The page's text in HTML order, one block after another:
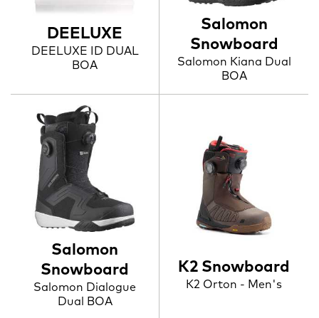
DEELUXE
DEELUXE ID DUAL
BOA
Salomon
Snowboard
Salomon Kiana Dual
BOA
Salomon
Snowboard
Salomon Dialogue
Dual BOA
K2 Snowboard
K2 Orton - Men's